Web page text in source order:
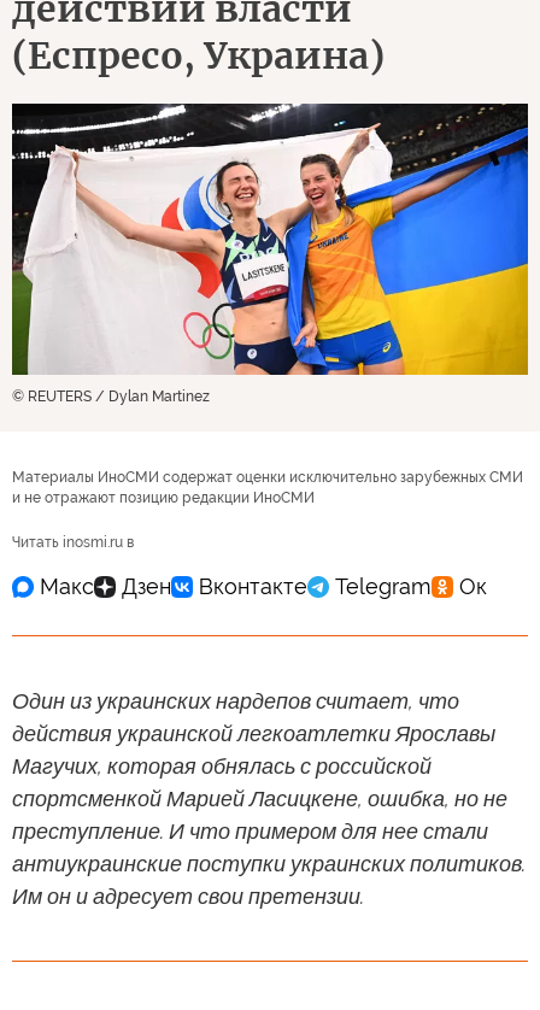
(Еспресо, Украина)
© REUTERS / Dylan Martinez
Материалы ИноСМИ содержат оценки исключительно зарубежных СМИ
и не отражают позицию редакции ИноСМИ
Читать inosmi.ru в
Один из украинских нардепов считает, что
действия украинской легкоатлетки Ярославы
Магучих, которая обнялась с российской
спортсменкой Марией Ласицкене, ошибка, но не
преступление. И что примером для нее стали
антиукраинские поступки украинских политиков.
Им он и адресует свои претензии.